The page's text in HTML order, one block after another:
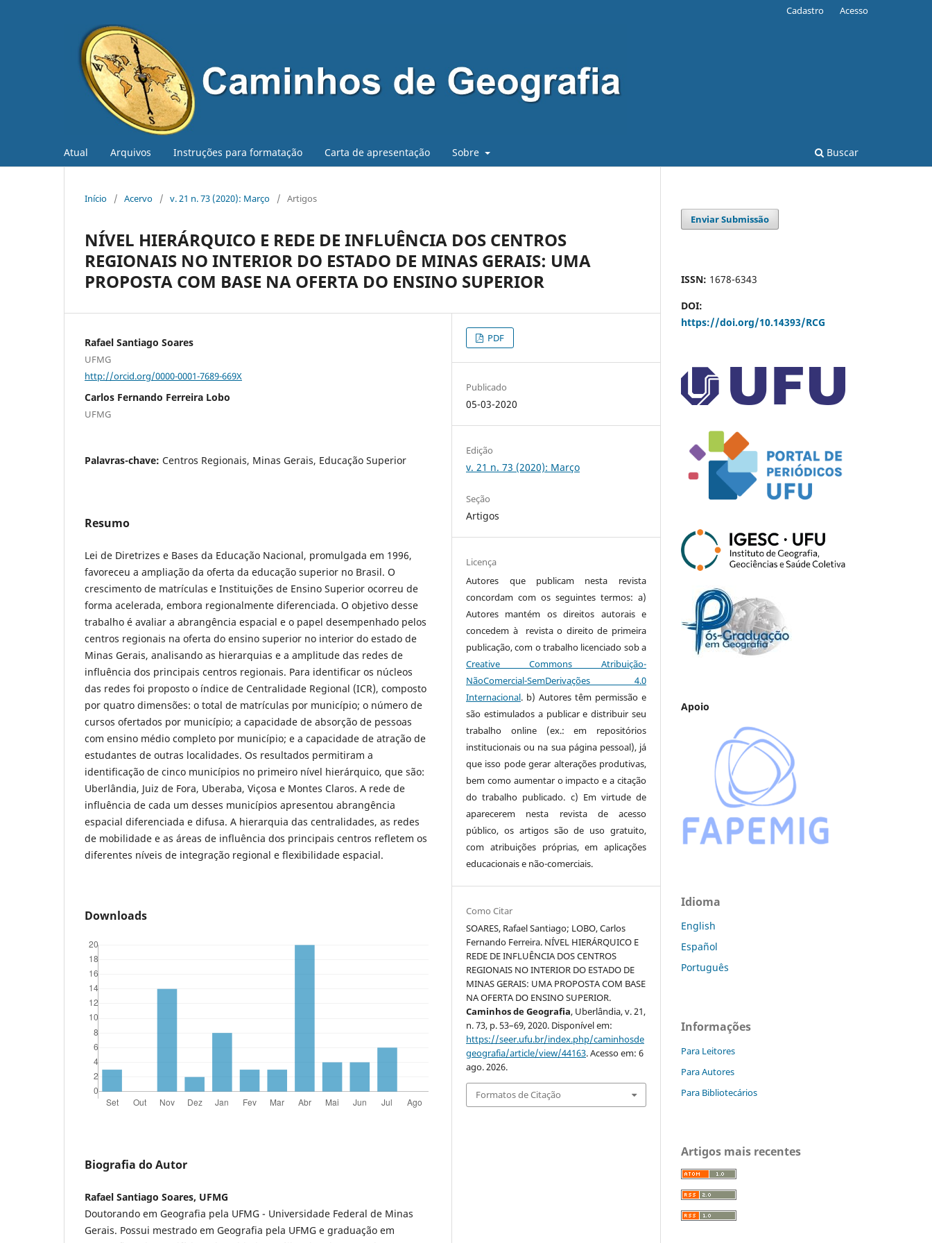
Atual Arquivos Instruções para formatação Carta de apresentação Sobre Buscar
Cadastro Acesso
Início / Acervo / v. 21 n. 73 (2020): Março / Artigos
NÍVEL HIERÁRQUICO E REDE DE INFLUÊNCIA DOS CENTROS
REGIONAIS NO INTERIOR DO ESTADO DE MINAS GERAIS: UMA
PROPOSTA COM BASE NA OFERTA DO ENSINO SUPERIOR
Rafael Santiago Soares
UFMG
http://orcid.org/0000-0001-7689-669X
Carlos Fernando Ferreira Lobo
UFMG
Palavras-chave: Centros Regionais, Minas Gerais, Educação Superior
Resumo
Lei de Diretrizes e Bases da Educação Nacional, promulgada em 1996,
favoreceu a ampliação da oferta da educação superior no Brasil. O
crescimento de matrículas e Instituições de Ensino Superior ocorreu de
forma acelerada, embora regionalmente diferenciada. O objetivo desse
trabalho é avaliar a abrangência espacial e o papel desempenhado pelos
centros regionais na oferta do ensino superior no interior do estado de
Minas Gerais, analisando as hierarquias e a amplitude das redes de
influência dos principais centros regionais. Para identificar os núcleos
das redes foi proposto o índice de Centralidade Regional (ICR), composto
por quatro dimensões: o total de matrículas por município; o número de
cursos ofertados por município; a capacidade de absorção de pessoas
com ensino médio completo por município; e a capacidade de atração de
estudantes de outras localidades. Os resultados permitiram a
identificação de cinco municípios no primeiro nível hierárquico, que são:
Uberlândia, Juiz de Fora, Uberaba, Viçosa e Montes Claros. A rede de
influência de cada um desses municípios apresentou abrangência
espacial diferenciada e difusa. A hierarquia das centralidades, as redes
de mobilidade e as áreas de influência dos principais centros refletem os
diferentes níveis de integração regional e flexibilidade espacial.
Downloads
Biografia do Autor
Rafael Santiago Soares, UFMG
Doutorando em Geografia pela UFMG - Universidade Federal de Minas
Gerais. Possui mestrado em Geografia pela UFMG e graduação em
PDF
Publicado
05-03-2020
Edição
v. 21 n. 73 (2020): Março
Seção
Artigos
Licença
Autores que publicam nesta revista
concordam com os seguintes termos: a)
Autores mantém os direitos autorais e
concedem à revista o direito de primeira
publicação, com o trabalho licenciado sob a
Creative Commons Atribuição-
NãoComercial-SemDerivações 4.0
Internacional. b) Autores têm permissão e
são estimulados a publicar e distribuir seu
trabalho online (ex.: em repositórios
institucionais ou na sua página pessoal), já
que isso pode gerar alterações produtivas,
bem como aumentar o impacto e a citação
do trabalho publicado. c) Em virtude de
aparecerem nesta revista de acesso
público, os artigos são de uso gratuito,
com atribuições próprias, em aplicações
educacionais e não-comerciais.
Como Citar
SOARES, Rafael Santiago; LOBO, Carlos
Fernando Ferreira. NÍVEL HIERÁRQUICO E
REDE DE INFLUÊNCIA DOS CENTROS
REGIONAIS NO INTERIOR DO ESTADO DE
MINAS GERAIS: UMA PROPOSTA COM BASE
NA OFERTA DO ENSINO SUPERIOR.
Caminhos de Geografia, Uberlândia, v. 21,
n. 73, p. 53–69, 2020. Disponível em:
https://seer.ufu.br/index.php/caminhosde
geografia/article/view/44163. Acesso em: 6
ago. 2026.
Formatos de Citação
Enviar Submissão
ISSN: 1678-6343
DOI:
https://doi.org/10.14393/RCG
Apoio
Idioma
English
Español
Português
Informações
Para Leitores
Para Autores
Para Bibliotecários
Artigos mais recentes